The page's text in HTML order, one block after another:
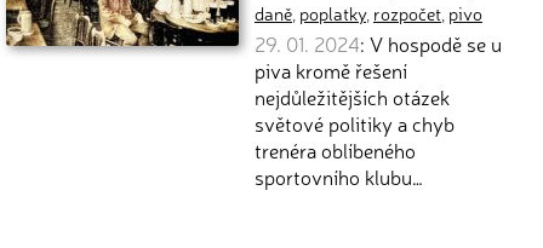
daně, poplatky, rozpočet, pivo
29. 01. 2024: V hospodě se u
piva kromě řešení
nejdůležitějších otázek
světové politiky a chyb
trenéra oblíbeného
sportovního klubu…